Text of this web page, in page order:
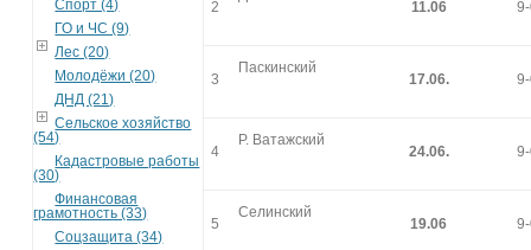
Спорт (4)
ГО и ЧС (9)
Лес (20)
Молодёжи (20)
ДНД (21)
Сельское хозяйство
(54)
Кадастровые работы
(30)
Финансовая
грамотность (33)
Соцзащита (34)
2 11.06
3
Паскинский
17.06.
4
Р. Ватажский
24.06.
5
Селинский
19.06